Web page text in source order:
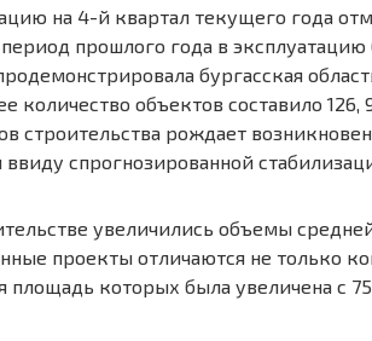
на 4-й квартал текущего года
прошлого года в
бургасская
объектов составило 126,
строительства рождает
спрогнозированной
увеличились объемы
проекты отличаются не только
которых была увеличена с